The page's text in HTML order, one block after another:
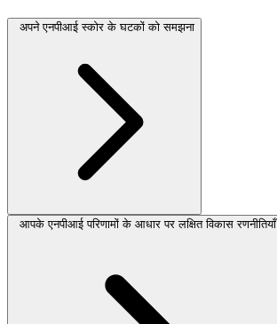
अपने एनपीआई स्कोर के घटकों को समझना
आपके एनपीआई परिणामों के आधार पर लक्षित विकास रणनीतियाँ